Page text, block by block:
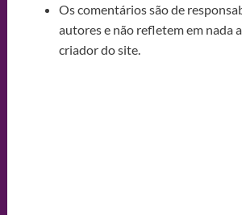
Os comentários são de
autores e não refletem em nada
criador do site.